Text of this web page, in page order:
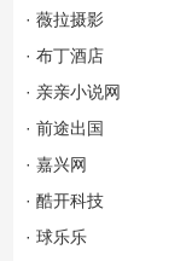
· 薇拉摄影
· 布丁酒店
· 亲亲小说网
· 前途出国
· 嘉兴网
· 酷开科技
· 球乐乐